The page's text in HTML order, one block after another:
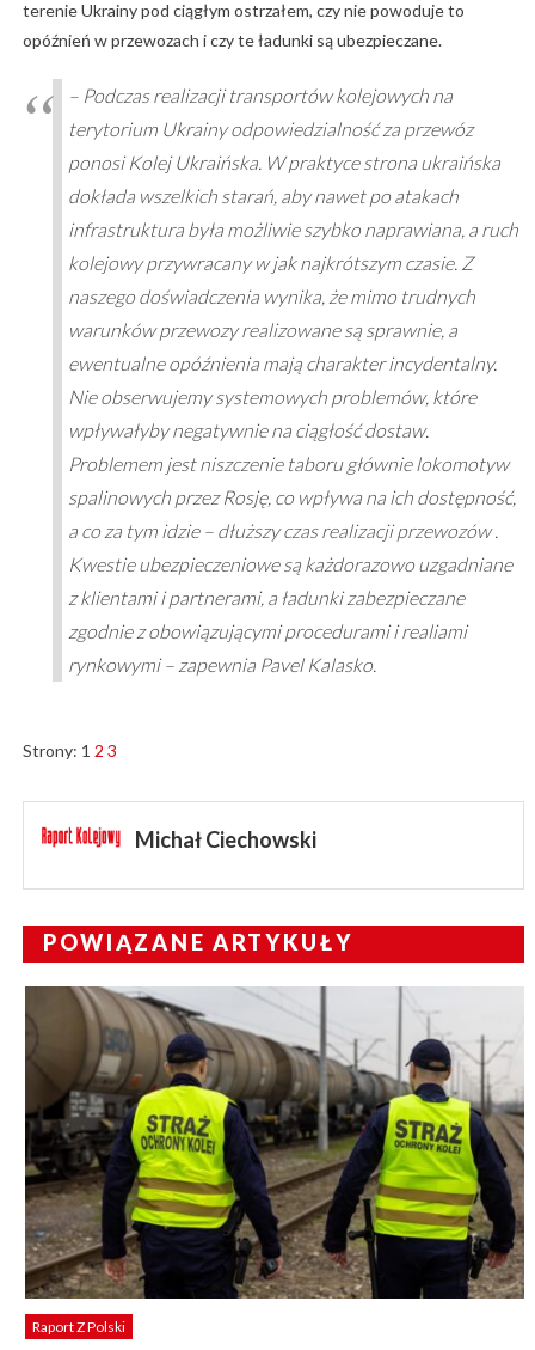
terenie Ukrainy pod ciągłym ostrzałem, czy nie powoduje to
opóźnień w przewozach i czy te ładunki są ubezpieczane.
– Podczas realizacji transportów kolejowych na
terytorium Ukrainy odpowiedzialność za przewóz
ponosi Kolej Ukraińska. W praktyce strona ukraińska
dokłada wszelkich starań, aby nawet po atakach
infrastruktura była możliwie szybko naprawiana, a ruch
kolejowy przywracany w jak najkrótszym czasie. Z
naszego doświadczenia wynika, że mimo trudnych
warunków przewozy realizowane są sprawnie, a
ewentualne opóźnienia mają charakter incydentalny.
Nie obserwujemy systemowych problemów, które
wpływałyby negatywnie na ciągłość dostaw.
Problemem jest niszczenie taboru głównie lokomotyw
spalinowych przez Rosję, co wpływa na ich dostępność,
a co za tym idzie – dłuższy czas realizacji przewozów .
Kwestie ubezpieczeniowe są każdorazowo uzgadniane
z klientami i partnerami, a ładunki zabezpieczane
zgodnie z obowiązującymi procedurami i realiami
rynkowymi – zapewnia Pavel Kalasko.
Strony: 1 2 3
Michał Ciechowski
POWIĄZANE ARTYKUŁY
Raport Z Polski